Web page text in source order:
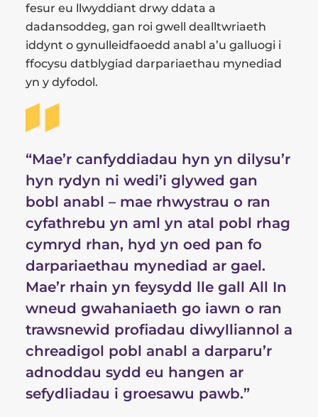
fesur eu llwyddiant drwy ddata a
dadansoddeg, gan roi gwell dealltwriaeth
iddynt o gynulleidfaoedd anabl a’u galluogi i
ffocysu datblygiad darpariaethau mynediad
yn y dyfodol.
“Mae’r canfyddiadau hyn yn dilysu’r
hyn rydyn ni wedi’i glywed gan
bobl anabl – mae rhwystrau o ran
cyfathrebu yn aml yn atal pobl rhag
cymryd rhan, hyd yn oed pan fo
darpariaethau mynediad ar gael.
Mae’r rhain yn feysydd lle gall All In
wneud gwahaniaeth go iawn o ran
trawsnewid profiadau diwylliannol a
chreadigol pobl anabl a darparu’r
adnoddau sydd eu hangen ar
sefydliadau i groesawu pawb.”